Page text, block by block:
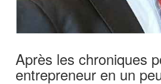
Après les chroniques
entrepreneur en un